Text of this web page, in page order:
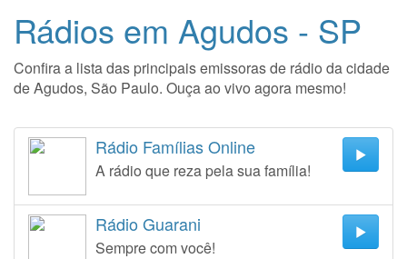
Rádios em Agudos - SP
Confira a lista das principais emissoras de rádio da cidade
de Agudos, São Paulo. Ouça ao vivo agora mesmo!
Rádio Famílias Online
A rádio que reza pela sua família!
Rádio Guarani
Sempre com você!